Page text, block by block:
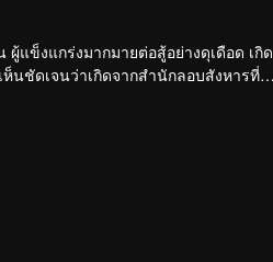
แข็งแกร่งมากมายต่อสู้อย่างดุเดือด เกิด
นชัดเจนว่าเกิดจากสำนักลอบสังหารที่
คาดเดานี้ได้อย่างไร